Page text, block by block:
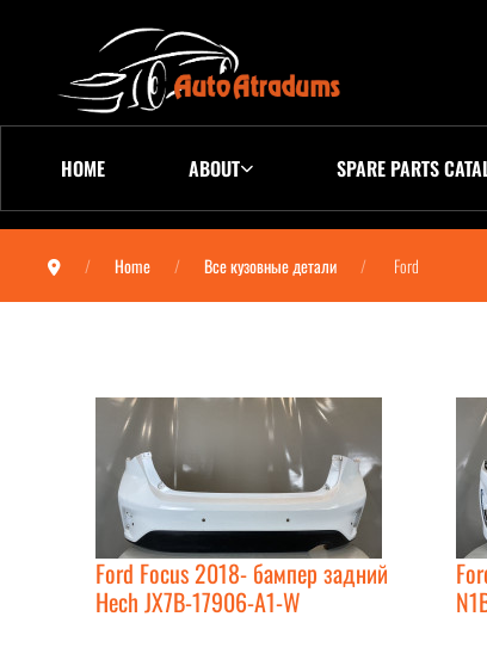
HOME ABOUT SPARE PARTS
Home Все кузовные детали Ford
Ford Focus 2018- бампер задний
Hech JX7B-17906-A1-W